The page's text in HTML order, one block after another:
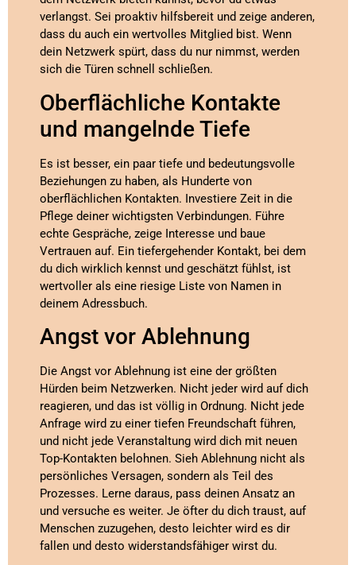
verlangst. Sei proaktiv hilfsbereit und zeige anderen,
dass du auch ein wertvolles Mitglied bist. Wenn
dein Netzwerk spürt, dass du nur nimmst, werden
sich die Türen schnell schließen.
Oberflächliche Kontakte
und mangelnde Tiefe
Es ist besser, ein paar tiefe und bedeutungsvolle
Beziehungen zu haben, als Hunderte von
oberflächlichen Kontakten. Investiere Zeit in die
Pflege deiner wichtigsten Verbindungen. Führe
echte Gespräche, zeige Interesse und baue
Vertrauen auf. Ein tiefergehender Kontakt, bei dem
du dich wirklich kennst und geschätzt fühlst, ist
wertvoller als eine riesige Liste von Namen in
deinem Adressbuch.
Angst vor Ablehnung
Die Angst vor Ablehnung ist eine der größten
Hürden beim Netzwerken. Nicht jeder wird auf dich
reagieren, und das ist völlig in Ordnung. Nicht jede
Anfrage wird zu einer tiefen Freundschaft führen,
und nicht jede Veranstaltung wird dich mit neuen
Top-Kontakten belohnen. Sieh Ablehnung nicht als
persönliches Versagen, sondern als Teil des
Prozesses. Lerne daraus, pass deinen Ansatz an
und versuche es weiter. Je öfter du dich traust, auf
Menschen zuzugehen, desto leichter wird es dir
fallen und desto widerstandsfähiger wirst du.